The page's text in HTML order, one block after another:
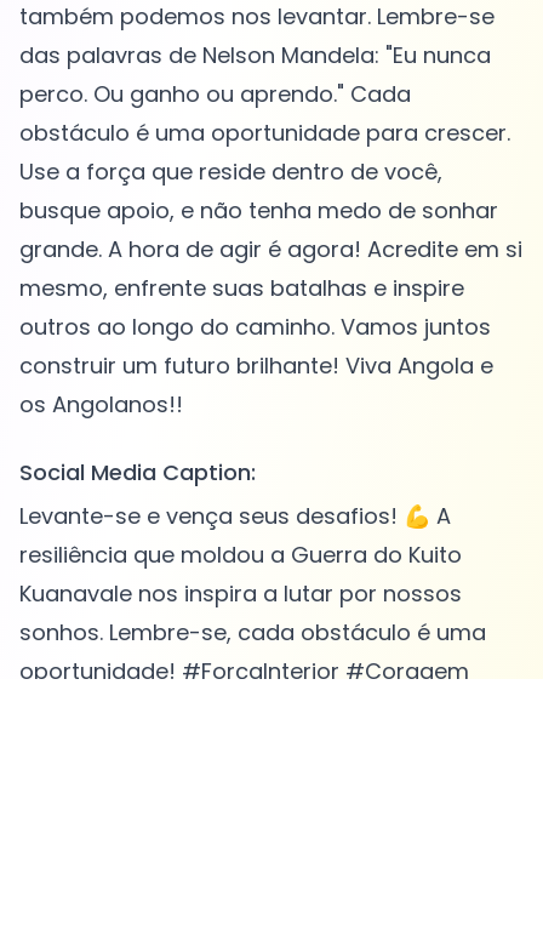
também podemos nos levantar. Lembre-se
das palavras de Nelson Mandela: "Eu nunca
perco. Ou ganho ou aprendo." Cada
obstáculo é uma oportunidade para crescer.
Use a força que reside dentro de você,
busque apoio, e não tenha medo de sonhar
grande. A hora de agir é agora! Acredite em si
mesmo, enfrente suas batalhas e inspire
outros ao longo do caminho. Vamos juntos
construir um futuro brilhante! Viva Angola e
Social Media Caption:
Levante-se e vença seus desafios! 💪 A
resiliência que moldou a Guerra do Kuito
Kuanavale nos inspira a lutar por nossos
sonhos. Lembre-se, cada obstáculo é uma
oportunidade! #ForçaInterior #Coragem